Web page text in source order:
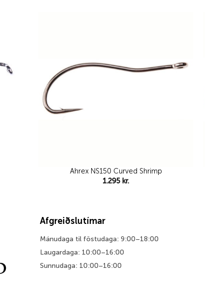
Ahrex NS150 Curved Shrimp
1.295kr.
Afgreiðslutímar
Mánudaga til föstudaga: 9:00–18:00
Laugardaga: 10:00–16:00
Sunnudaga: 10:00–16:00